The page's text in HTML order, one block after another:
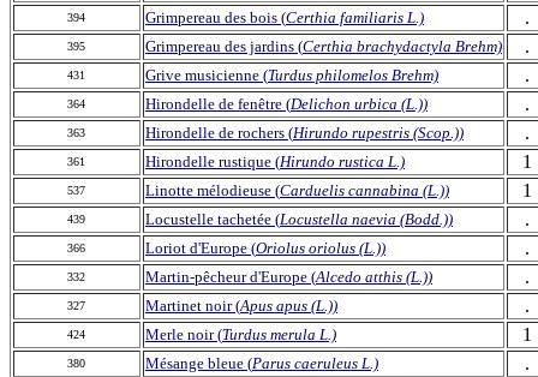
394 Grimpereau des bois (Certhia familiaris L.) .
395 Grimpereau des jardins (Certhia brachydactyla Brehm) .
431 Grive musicienne (Turdus philomelos Brehm) .
364 Hirondelle de fenêtre (Delichon urbica (L.)) .
363 Hirondelle de rochers (Hirundo rupestris (Scop.)) .
361 Hirondelle rustique (Hirundo rustica L.) 1
537 Linotte mélodieuse (Carduelis cannabina (L.)) 1
439 Locustelle tachetée (Locustella naevia (Bodd.)) .
366 Loriot d'Europe (Oriolus oriolus (L.)) .
332 Martin-pêcheur d'Europe (Alcedo atthis (L.)) .
327 Martinet noir (Apus apus (L.)) .
424 Merle noir (Turdus merula L.) 1
380 Mésange bleue (Parus caeruleus L.) .